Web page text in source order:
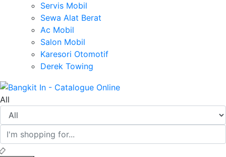
Servis Mobil
Sewa Alat Berat
Ac Mobil
Salon Mobil
Karesori Otomotif
Derek Towing
All